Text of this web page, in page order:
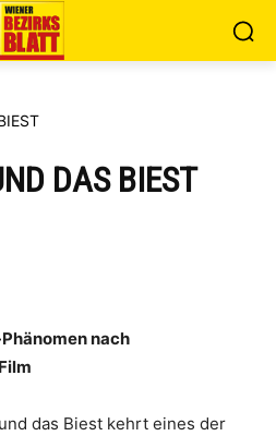
DAS BIEST
nach
das Biest kehrt eines der